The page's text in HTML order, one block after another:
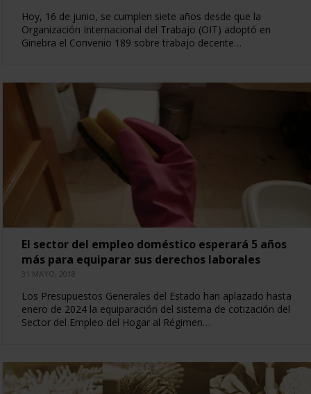
Hoy, 16 de junio, se cumplen siete años desde que la
Organización Internacional del Trabajo (OIT) adoptó en
Ginebra el Convenio 189 sobre trabajo decente…
El sector del empleo doméstico esperará 5 años
más para equiparar sus derechos laborales
31 MAYO, 2018
Los Presupuestos Generales del Estado han aplazado hasta
enero de 2024 la equiparación del sistema de cotización del
Sector del Empleo del Hogar al Régimen…